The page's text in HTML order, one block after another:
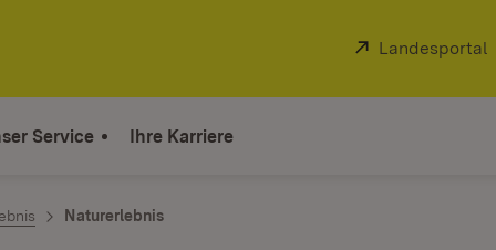
Extern:
Landesportal
Service Ihre Karriere
Naturerlebnis